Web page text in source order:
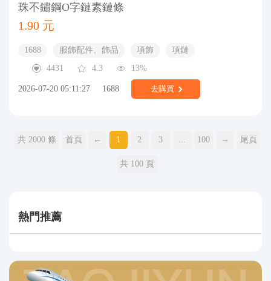
珠不鏽鋼O字鏈素鏈條
1.90 元
1688 服飾配件、飾品 項飾
項鏈
4431
4.3 13%
2026-07-20 05:11:27 1688 去購買
共 2000 條 首頁 ← 1 2 3 ... 100 → 尾頁
共 100 頁
熱門推薦